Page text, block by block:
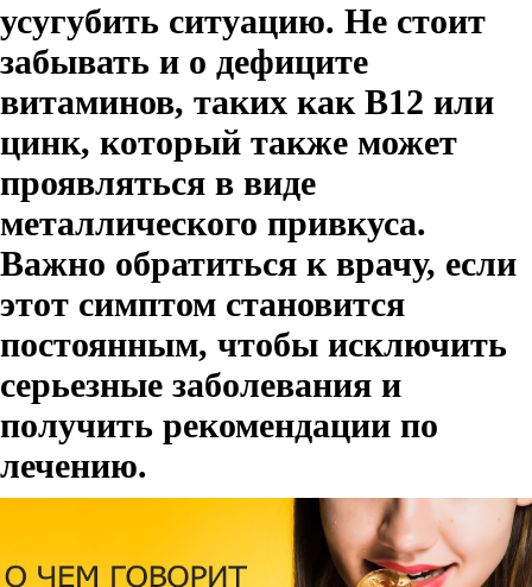
усугубить ситуацию. Не стоит
забывать и о дефиците
витаминов, таких как B12 или
цинк, который также может
проявляться в виде
металлического привкуса.
Важно обратиться к врачу, если
этот симптом становится
постоянным, чтобы исключить
серьезные заболевания и
получить рекомендации по
лечению.